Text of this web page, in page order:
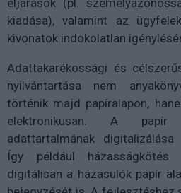
eljárások (pl.
kiadása), valamint az
kivonatok indokolatlan
Adattakarékossági és
nyilvántartása nem
történik majd papíralapon,
elektronikusan. A papír
adattartalmának
Így például
digitálisan a házasulók papír